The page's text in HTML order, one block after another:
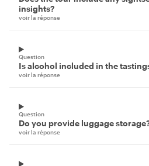
insights?
voir la réponse
Question
Is alcohol included in the
voir la réponse
Question
Do you provide luggage
voir la réponse